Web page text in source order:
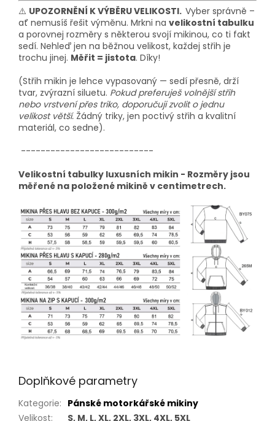
⚠️ UPOZORNĚNÍ K VÝBĚRU VELIKOSTI. Vyber správně –
ať nemusíš řešit výměnu. Mrkni na velikostní tabulku
a porovnej rozměry s některou svojí mikinou, co ti fakt
sedí. Nehleď jen na běžnou velikost, každej střih je
trochu jinej. Měřit = jistota. Díky!
(Střih mikin je lehce vypasovaný — sedí přesně, drží
tvar, zvýrazní siluetu. Pokud preferuješ volnější střih
nebo vrstvení přes triko, doporučuji zvolit o jednu
velikost větší. Žádný triky, jen poctivý střih a kvalitní
materiál, co sedne).
---------------------------
Velikostní tabulky luxusních mikin - Rozměry jsou
měřené na položené mikině v centimetrech.
Doplňkové parametry
Kategorie: Pánské motorkářské mikiny
Velikost: S, M, L, XL, 2XL, 3XL, 4XL, 5XL